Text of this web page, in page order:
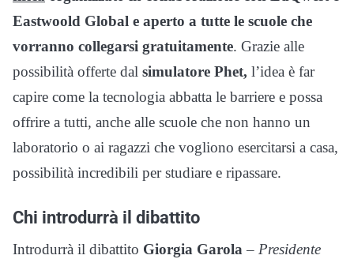
Eastwoold Global e aperto a tutte le scuole che
vorranno collegarsi gratuitamente. Grazie alle
possibilità offerte dal simulatore Phet, l’idea è far
capire come la tecnologia abbatta le barriere e possa
offrire a tutti, anche alle scuole che non hanno un
laboratorio o ai ragazzi che vogliono esercitarsi a casa,
possibilità incredibili per studiare e ripassare.
Chi introdurrà il dibattito
Introdurrà il dibattito Giorgia Garola – Presidente